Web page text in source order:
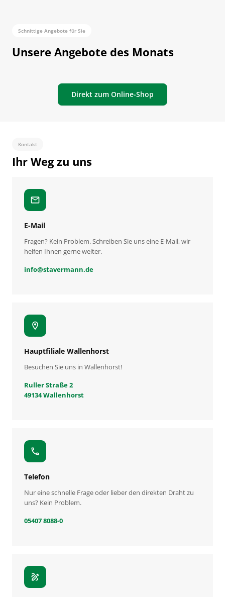
Schnittige Angebote für Sie
Unsere Angebote des Monats
Direkt zum Online-Shop
Kontakt
Ihr Weg zu uns
mail
E-Mail
Fragen? Kein Problem. Schreiben Sie uns eine E-Mail, wir
helfen Ihnen gerne weiter.
info@stavermann.de
location_on
Hauptfiliale Wallenhorst
Besuchen Sie uns in Wallenhorst!
Ruller Straße 2
49134 Wallenhorst
call
Telefon
Nur eine schnelle Frage oder lieber den direkten Draht zu
uns? Kein Problem.
05407 8088-0
draw